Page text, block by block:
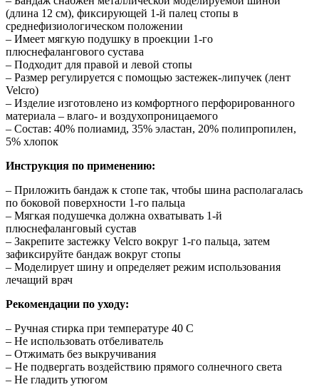
(длина 12 см), фиксирующей 1-й палец стопы в
среднефизиологическом положении
– Имеет мягкую подушку в проекции 1-го
плюснефалангового сустава
– Подходит для правой и левой стопы
– Размер регулируется с помощью застежек-липучек (лент
Velcro)
– Изделие изготовлено из комфортного перфорированного
материала – влаго- и воздухопроницаемого
– Состав: 40% полиамид, 35% эластан, 20% полипропилен,
5% хлопок
Инструкция по применению:
– Приложить бандаж к стопе так, чтобы шина располагалась
по боковой поверхности 1-го пальца
– Мягкая подушечка должна охватывать 1-й
плюснефаланговый сустав
– Закрепите застежку Velcro вокруг 1-го пальца, затем
зафиксируйте бандаж вокруг стопы
– Моделирует шину и определяет режим использования
лечащий врач
Рекомендации по уходу:
– Ручная стирка при температуре 40 С
– Не использовать отбеливатель
– Отжимать без выкручивания
– Не подвергать воздействию прямого солнечного света
– Не гладить утюгом